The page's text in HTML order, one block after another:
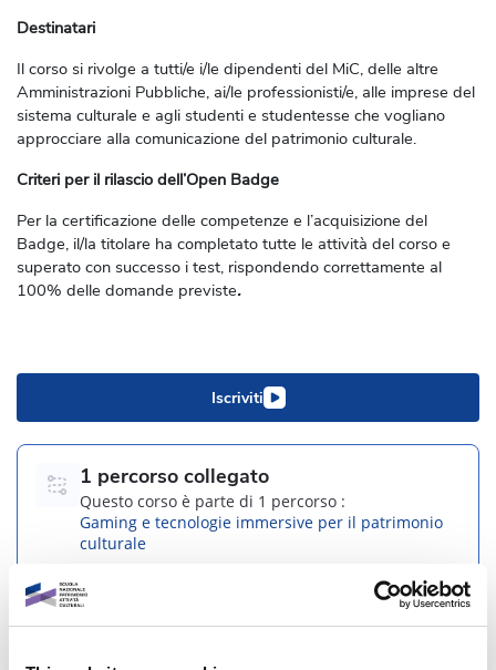
Destinatari
Il corso si rivolge a tutti/e i/le dipendenti del MiC, delle altre
Amministrazioni Pubbliche, ai/le professionisti/e, alle imprese del
sistema culturale e agli studenti e studentesse che vogliano
approcciare alla comunicazione del patrimonio culturale.
Criteri per il rilascio dell’Open Badge
Per la certificazione delle competenze e l’acquisizione del
Badge, il/la titolare ha completato tutte le attività del corso e
superato con successo i test, rispondendo correttamente al
100% delle domande previste.
Iscriviti
1 percorso collegato
Questo corso è parte di 1 percorso :
Gaming e tecnologie immersive per il patrimonio
culturale
Informazioni generali